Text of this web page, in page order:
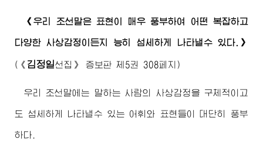
《우리 조선말은 표현이 매우 풍부하여 어떤 복잡하고
다양한 사상감정이든지 능히 섬세하게 나타낼수 있다.》
(《 김정일선집》 증보판 제5권 308페지)
우리 조선말에는 말하는 사람의 사상감정을 구체적이고
도 섬세하게 나타낼수 있는 어휘와 표현들이 대단히 풍부
하다.